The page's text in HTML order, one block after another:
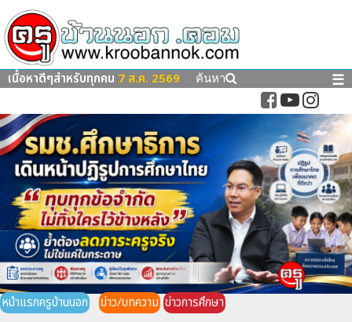
เนื้อหาดีๆสำหรับทุกคน 7 ส.ค. 2569 ค้นหา ☰
หน้าแรกครูบ้านนอก ข่าว/บทความ ข่าวการศึกษา